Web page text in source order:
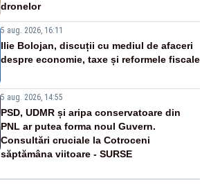
dronelor
5 aug. 2026, 16:11
Ilie Bolojan, discuții cu mediul de afaceri
despre economie, taxe și reformele fiscale
5 aug. 2026, 14:55
PSD, UDMR și aripa conservatoare din
PNL ar putea forma noul Guvern.
Consultări cruciale la Cotroceni
săptămâna viitoare - SURSE